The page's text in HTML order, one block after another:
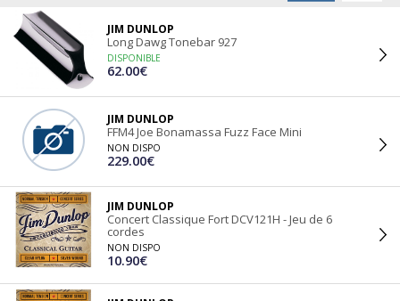
JIM DUNLOP
Long Dawg Tonebar 927
DISPONIBLE
62.00€
JIM DUNLOP
FFM4 Joe Bonamassa Fuzz Face Mini
NON DISPO
229.00€
JIM DUNLOP
Concert Classique Fort DCV121H - Jeu de 6
cordes
NON DISPO
10.90€